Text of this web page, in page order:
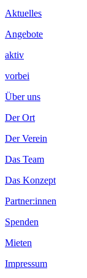
Aktuelles
Angebote
aktiv
vorbei
Über uns
Der Ort
Der Verein
Das Team
Das Konzept
Partner:innen
Spenden
Mieten
Impressum